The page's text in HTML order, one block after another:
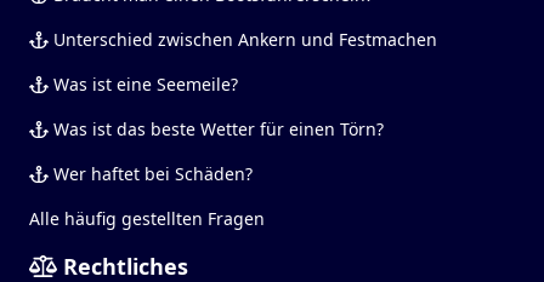
Unterschied zwischen Ankern und Festmachen
Was ist eine Seemeile?
Was ist das beste Wetter für einen Törn?
Wer haftet bei Schäden?
Alle häufig gestellten Fragen
Rechtliches